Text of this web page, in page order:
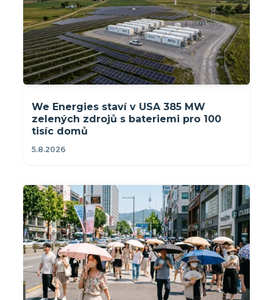
We Energies staví v USA 385 MW
zelených zdrojů s bateriemi pro 100
tisíc domů
5.8.2026